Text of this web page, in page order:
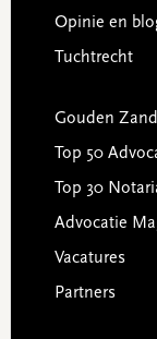
Opinie en
Tuchtrecht
Gouden
Top 50
Top 30
Advocatie
Vacatures
Partners